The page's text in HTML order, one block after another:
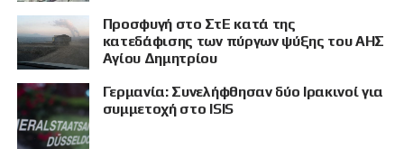
Προσφυγή στο ΣτΕ κατά της
κατεδάφισης των πύργων ψύξης του ΑΗΣ
Αγίου Δημητρίου
Γερμανία: Συνελήφθησαν δύο Ιρακινοί για
συμμετοχή στο ISIS